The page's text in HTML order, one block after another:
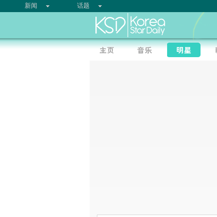
新闻 话题